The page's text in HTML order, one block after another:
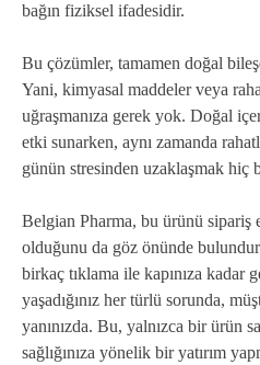
bağın fiziksel ifadesidir.
Bu çözümler, tamamen doğal
Yani, kimyasal maddeler veya
uğraşmanıza gerek yok. Doğal
etki sunarken, aynı zamanda
günün stresinden uzaklaşmak hiç
Belgian Pharma, bu ürünü sipariş
olduğunu da göz önünde
birkaç tıklama ile kapınıza kadar
yaşadığınız her türlü sorunda,
yanınızda. Bu, yalnızca bir ürün
sağlığınıza yönelik bir yatırım